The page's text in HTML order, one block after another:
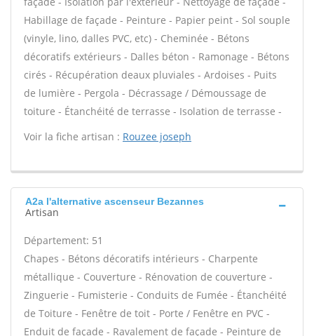
Habillage de façade - Peinture - Papier peint - Sol souple
(vinyle, lino, dalles PVC, etc) - Cheminée - Bétons
décoratifs extérieurs - Dalles béton - Ramonage - Bétons
cirés - Récupération deaux pluviales - Ardoises - Puits
de lumière - Pergola - Décrassage / Démoussage de
toiture - Étanchéité de terrasse - Isolation de terrasse -
Voir la fiche artisan : Rouzee joseph
A2a l'alternative ascenseur Bezannes
Artisan
Département: 51
Chapes - Bétons décoratifs intérieurs - Charpente
métallique - Couverture - Rénovation de couverture -
Zinguerie - Fumisterie - Conduits de Fumée - Étanchéité
de Toiture - Fenêtre de toit - Porte / Fenêtre en PVC -
Enduit de façade - Ravalement de façade - Peinture de